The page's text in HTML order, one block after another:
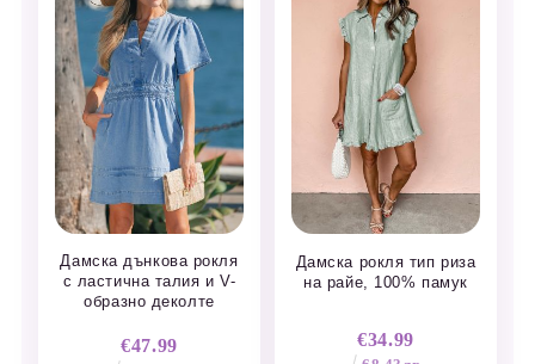
Дамска дънкова рокля
с ластична талия и V-
образно деколте
€47.99
Дамска рокля тип риза
на райе, 100% памук
€34.99